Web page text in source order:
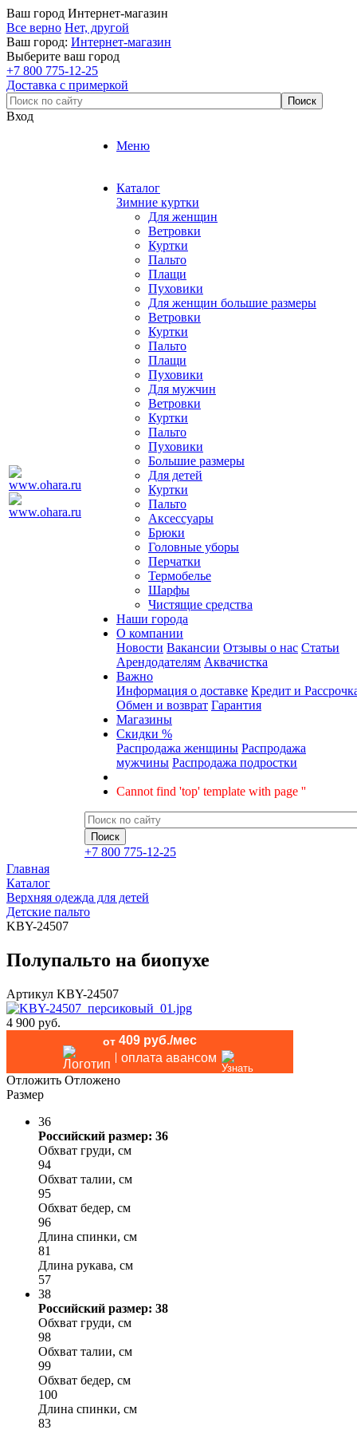
Ваш город Интернет-магазин
Все верно Нет, другой
Ваш город: Интернет-магазин
Выберите ваш город
+7 800 775-12-25
Доставка с примеркой
Вход
Меню
Каталог
Зимние куртки
Для женщин
Ветровки
Куртки
Пальто
Плащи
Пуховики
Для женщин большие размеры
Ветровки
Куртки
Пальто
Плащи
Пуховики
Для мужчин
Ветровки
Куртки
Пальто
Пуховики
Большие размеры
Для детей
Куртки
Пальто
Аксессуары
Брюки
Головные уборы
Перчатки
Термобелье
Шарфы
Чистящие средства
Наши города
О компании
Новости Вакансии Отзывы о нас Статьи
Арендодателям Аквачистка
Важно
Информация о доставке Кредит и
Обмен и возврат Гарантия
Магазины
Скидки %
Распродажа женщины Распродажа
мужчины Распродажа подростки
Cannot find 'top' template with page ''
+7 800 775-12-25
Главная
Каталог
Верхняя одежда для детей
Детские пальто
KBY-24507
Полупальто на биопухе
Артикул KBY-24507
4 900 руб.
от 409 руб./мес
оплата авансом
Отложить Отложено
Размер
36
Российский размер: 36
Обхват груди, см
94
Обхват талии, см
95
Обхват бедер, см
96
Длина спинки, см
81
Длина рукава, см
57
38
Российский размер: 38
Обхват груди, см
98
Обхват талии, см
99
Обхват бедер, см
100
Длина спинки, см
83